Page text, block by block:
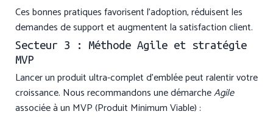
Ces bonnes pratiques favorisent l’adoption, réduisent les
demandes de support et augmentent la satisfaction client.
Secteur 3 : Méthode Agile et stratégie
MVP
Lancer un produit ultra-complet d’emblée peut ralentir votre
croissance. Nous recommandons une démarcheAgile
associée à un MVP (Produit Minimum Viable) :